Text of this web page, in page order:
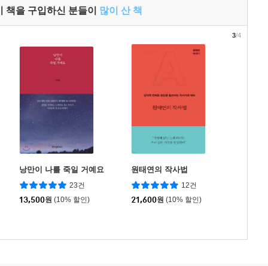
책을 구입하신 분들이 많이 산 책
낭만이 나를 죽일 거예요
23건
13,500원 (10% 할인)
원태연의 작사법
12건
21,600원 (10% 할인)
3/4